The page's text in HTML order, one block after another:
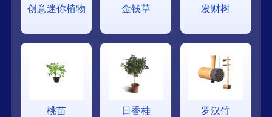
创意迷你植物 金钱草 发财树
桃苗 日香桂 罗汉竹